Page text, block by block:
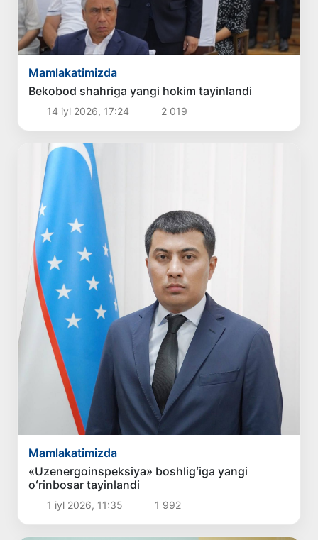
Mamlakatimizda
Bekobod shahriga yangi hokim tayinlandi
14 iyl 2026, 17:24 2 019
Mamlakatimizda
«Uzenergoinspeksiya» boshligʻiga yangi
oʻrinbosar tayinlandi
1 iyl 2026, 11:35 1 992